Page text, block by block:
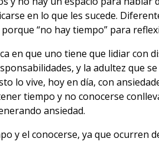
en lo que les sucede.
“no hay tiempo” para
en que uno tiene que lidiar con
y la adultez que se
lo vive, hoy en día, con
tiempo y no conocerse
ansiedad.
y el conocerse, ya que ocurren